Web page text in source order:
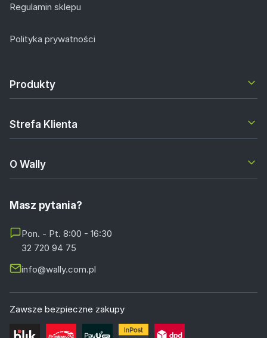
Regulamin sklepu
Polityka prywatności
Produkty
Strefa Klienta
O Wally
Masz pytania?
Pon. - Pt. 8:00 - 16:30
32 720 94 75
info@wally.com.pl
Zawsze bezpieczne zakupy